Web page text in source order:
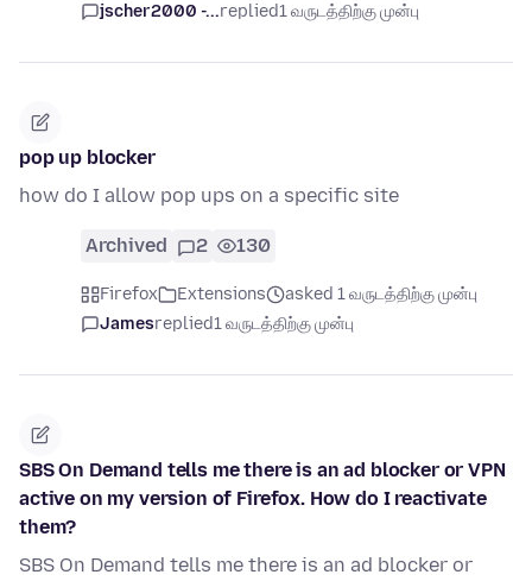
jscher2000 -...replied1 வருடத்திற்கு முன்பு
pop up blocker
how do I allow pop ups on a specific site
Archived 2 130
Firefox Extensions
asked 1 வருடத்திற்கு முன்பு
Jamesreplied1 வருடத்திற்கு முன்பு
SBS On Demand tells me there is an ad blocker or VPN
active on my version of Firefox. How do I reactivate
them?
SBS On Demand tells me there is an ad blocker or